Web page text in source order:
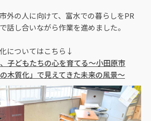
外の人に向けて、富水での暮らしをPR
話し合いながら作業を進めました。
についてはこちら↓
子どもたちの心を育てる～小田原市
木質化」で見えてきた未来の風景～